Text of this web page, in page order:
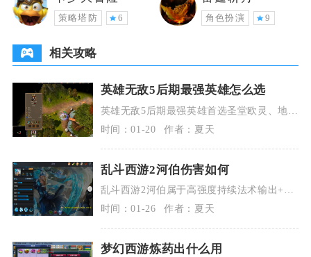
策略塔防 6 角色扮演 9
相关攻略
英雄无敌5后期最强英雄怎么选
英雄无敌5后期最强英雄首选圣堂欧灵、地狱
阿格雷尔、森林韦恩加尔、亡灵奥森与学院
拉扎克，这五
时间：01-20 作者：夏天
乱斗西游2河伯伤害如何
乱斗西游2河伯属于高强度持续法术输出+强
控制法师，单体爆发中等、AOE与持续伤害
顶尖，综合
时间：01-26 作者：夏天
梦幻西游炼药出什么用